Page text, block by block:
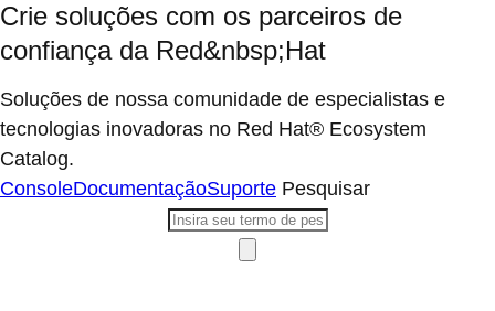
Crie soluções com os parceiros de
confiança da Red&nbsp;Hat
Soluções de nossa comunidade de especialistas e
tecnologias inovadoras no Red Hat® Ecosystem
Catalog.
ConsoleDocumentaçãoSuporte Pesquisar